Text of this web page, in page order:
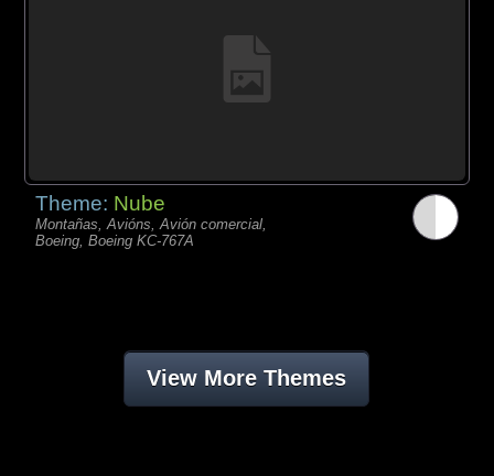
Theme: Nube
Montañas, Avións, Avión comercial,
Boeing, Boeing KC-767A
View More Themes